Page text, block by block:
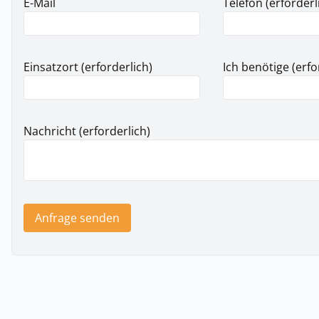
Einsatzort (erforderlich) Ich benötige
Nachricht (erforderlich)
Anfrage senden